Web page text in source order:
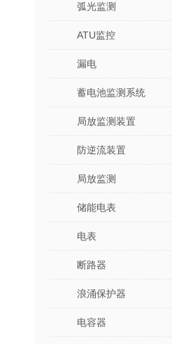
弧光监测
ATU监控
漏电
蓄电池监测系统
局放监测装置
防逆流装置
局放监测
储能电表
电表
断路器
浪涌保护器
电容器